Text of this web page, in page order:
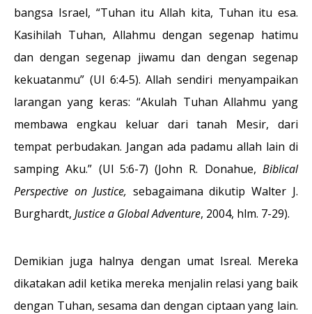
bangsa Israel, “Tuhan itu Allah kita, Tuhan itu esa.
Kasihilah Tuhan, Allahmu dengan segenap hatimu
dan dengan segenap jiwamu dan dengan segenap
kekuatanmu” (Ul 6:4-5). Allah sendiri menyampaikan
larangan yang keras: “Akulah Tuhan Allahmu yang
membawa engkau keluar dari tanah Mesir, dari
tempat perbudakan. Jangan ada padamu allah lain di
samping Aku.” (Ul 5:6-7) (John R. Donahue, Biblical
Perspective on Justice, sebagaimana dikutip Walter J.
Burghardt, Justice a Global Adventure, 2004, hlm. 7-29).
Demikian juga halnya dengan umat Isreal. Mereka
dikatakan adil ketika mereka menjalin relasi yang baik
dengan Tuhan, sesama dan dengan ciptaan yang lain.